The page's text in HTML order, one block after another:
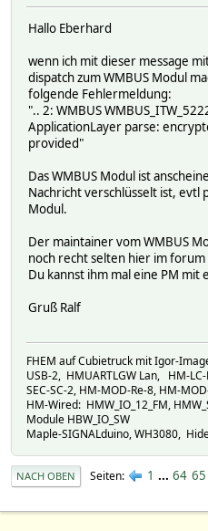
Hallo Eberhard
wenn ich mit dieser message
dispatch zum WMBUS Modul
folgende Fehlermeldung:
".. 2: WMBUS
ApplicationLayer parse:
provided"
Das WMBUS Modul ist
Nachricht verschlüsselt ist, evtl
Modul.
Der maintainer vom WMBUS
noch recht selten hier im forum
Du kannst ihm mal eine PM
Gruß Ralf
FHEM auf Cubietruck mit Igor-
USB-2, HMUARTLGW Lan, HM-
SEC-SC-2, HM-MOD-Re-8, HM-
HM-Wired: HMW_IO_12_FM,
Module HBW_IO_SW
Maple-SIGNALduino, WH3080,
NACH OBEN Seiten 1 ... 64 65